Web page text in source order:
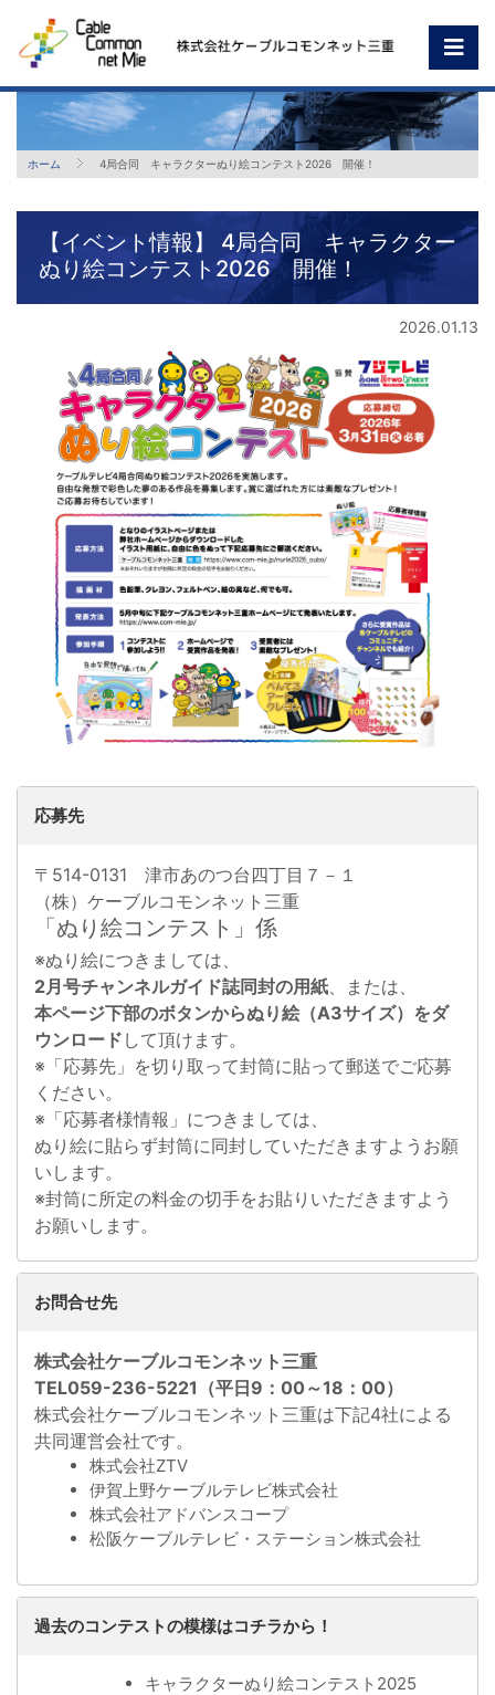
ホーム 4局合同 キャラクターぬり絵コンテスト2026 開催！
【イベント情報】 4局合同 キャラクター
ぬり絵コンテスト2026 開催！
2026.01.13
応募先
〒514-0131 津市あのつ台四丁目７－１
（株）ケーブルコモンネット三重
「ぬり絵コンテスト」係
※ぬり絵につきましては、
2月号チャンネルガイド誌同封の用紙 、または、
本ページ下部のボタンからぬり絵（A3サイズ）をダ
ウンロード して頂けます。
※「応募先」を切り取って封筒に貼って郵送でご応募
ください。
※「応募者様情報」につきましては、
ぬり絵に貼らず封筒に同封していただきますようお願
いします。
※封筒に所定の料金の切手をお貼りいただきますよう
お願いします。
お問合せ先
株式会社ケーブルコモンネット三重
TEL059-236-5221（平日9：00～18：00）
株式会社ケーブルコモンネット三重は下記4社による
共同運営会社です。
株式会社ZTV
伊賀上野ケーブルテレビ株式会社
株式会社アドバンスコープ
松阪ケーブルテレビ・ステーション株式会社
過去のコンテストの模様はコチラから！
キャラクターぬり絵コンテスト2025